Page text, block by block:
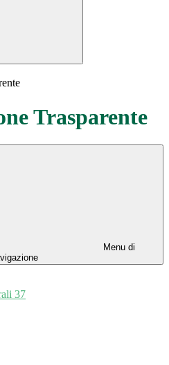
Trasparente
Menu di
37